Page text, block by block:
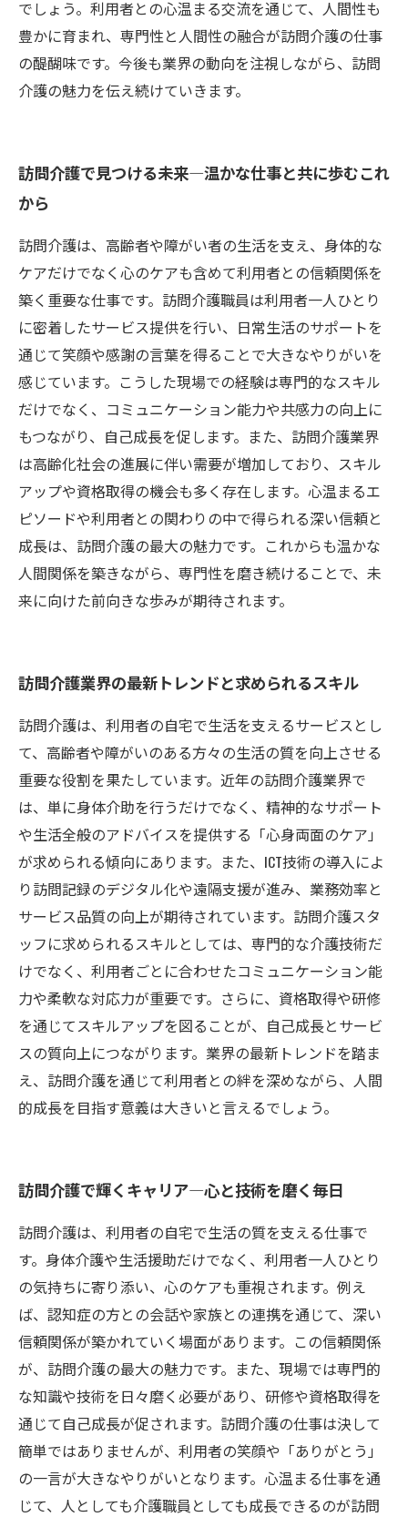
でしょう。利用者との心温まる交流を通じて、人間性も
豊かに育まれ、専門性と人間性の融合が訪問介護の仕事
の醍醐味です。今後も業界の動向を注視しながら、訪問
介護の魅力を伝え続けていきます。
訪問介護で見つける未来―温かな仕事と共に歩むこれ
から
訪問介護は、高齢者や障がい者の生活を支え、身体的な
ケアだけでなく心のケアも含めて利用者との信頼関係を
築く重要な仕事です。訪問介護職員は利用者一人ひとり
に密着したサービス提供を行い、日常生活のサポートを
通じて笑顔や感謝の言葉を得ることで大きなやりがいを
感じています。こうした現場での経験は専門的なスキル
だけでなく、コミュニケーション能力や共感力の向上に
もつながり、自己成長を促します。また、訪問介護業界
は高齢化社会の進展に伴い需要が増加しており、スキル
アップや資格取得の機会も多く存在します。心温まるエ
ピソードや利用者との関わりの中で得られる深い信頼と
成長は、訪問介護の最大の魅力です。これからも温かな
人間関係を築きながら、専門性を磨き続けることで、未
来に向けた前向きな歩みが期待されます。
訪問介護業界の最新トレンドと求められるスキル
訪問介護は、利用者の自宅で生活を支えるサービスとし
て、高齢者や障がいのある方々の生活の質を向上させる
重要な役割を果たしています。近年の訪問介護業界で
は、単に身体介助を行うだけでなく、精神的なサポート
や生活全般のアドバイスを提供する「心身両面のケア」
が求められる傾向にあります。また、ICT技術の導入によ
り訪問記録のデジタル化や遠隔支援が進み、業務効率と
サービス品質の向上が期待されています。訪問介護スタ
ッフに求められるスキルとしては、専門的な介護技術だ
けでなく、利用者ごとに合わせたコミュニケーション能
力や柔軟な対応力が重要です。さらに、資格取得や研修
を通じてスキルアップを図ることが、自己成長とサービ
スの質向上につながります。業界の最新トレンドを踏ま
え、訪問介護を通じて利用者との絆を深めながら、人間
的成長を目指す意義は大きいと言えるでしょう。
訪問介護で輝くキャリア―心と技術を磨く毎日
訪問介護は、利用者の自宅で生活の質を支える仕事で
す。身体介護や生活援助だけでなく、利用者一人ひとり
の気持ちに寄り添い、心のケアも重視されます。例え
ば、認知症の方との会話や家族との連携を通じて、深い
信頼関係が築かれていく場面があります。この信頼関係
が、訪問介護の最大の魅力です。また、現場では専門的
な知識や技術を日々磨く必要があり、研修や資格取得を
通じて自己成長が促されます。訪問介護の仕事は決して
簡単ではありませんが、利用者の笑顔や「ありがとう」
の一言が大きなやりがいとなります。心温まる仕事を通
じて、人としても介護職員としても成長できるのが訪問